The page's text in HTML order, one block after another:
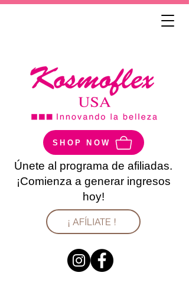
SHOP NOW
Únete al programa de afiliadas.
¡Comienza a generar ingresos
hoy!
¡ AFÍLIATE !